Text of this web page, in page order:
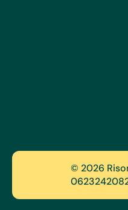
© 2026